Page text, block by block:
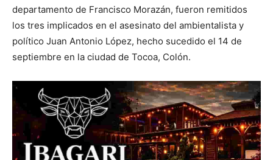
departamento de Francisco Morazán, fueron remitidos
los tres implicados en el asesinato del ambientalista y
político Juan Antonio López, hecho sucedido el 14 de
septiembre en la ciudad de Tocoa, Colón.